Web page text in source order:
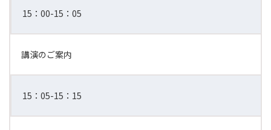
15：00-15：05
講演のご案内
15：05-15：15